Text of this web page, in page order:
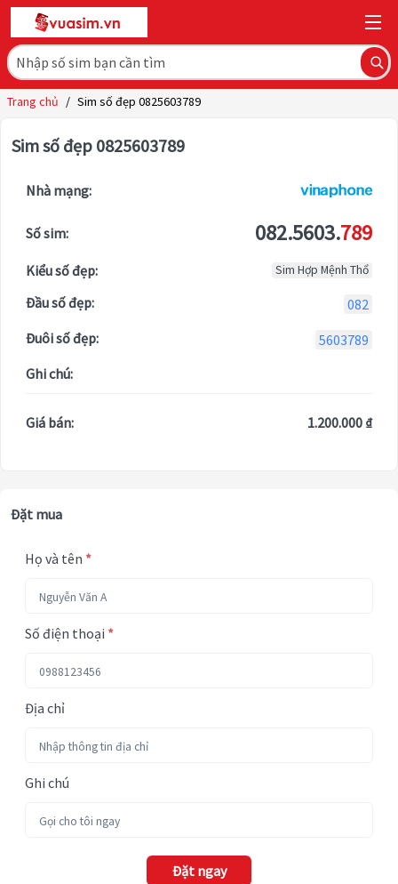
Trang chủ / Sim số đẹp 0825603789
Sim số đẹp 0825603789
Nhà mạng:
Số sim: 082.5603.789
Kiểu số đẹp: Sim Hợp Mệnh Thổ
Đầu số đẹp:
082
Đuôi số đẹp:
5603789
Ghi chú:
Giá bán: 1.200.000 ₫
Đặt mua
Họ và tên *
Số điện thoại *
Địa chỉ
Ghi chú
Đặt ngay